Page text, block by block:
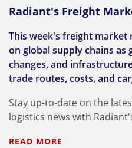
Radiant's Freight
This week's freight
on global supply chains
changes, and
trade routes, costs, and
Stay up-to-date on the
logistics news with
READ MORE